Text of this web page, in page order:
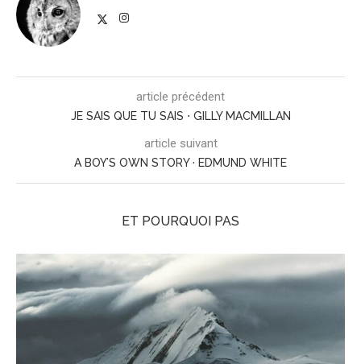
article précédent
JE SAIS QUE TU SAIS ⋅ GILLY MACMILLAN
article suivant
A BOY’S OWN STORY · EDMUND WHITE
ET POURQUOI PAS